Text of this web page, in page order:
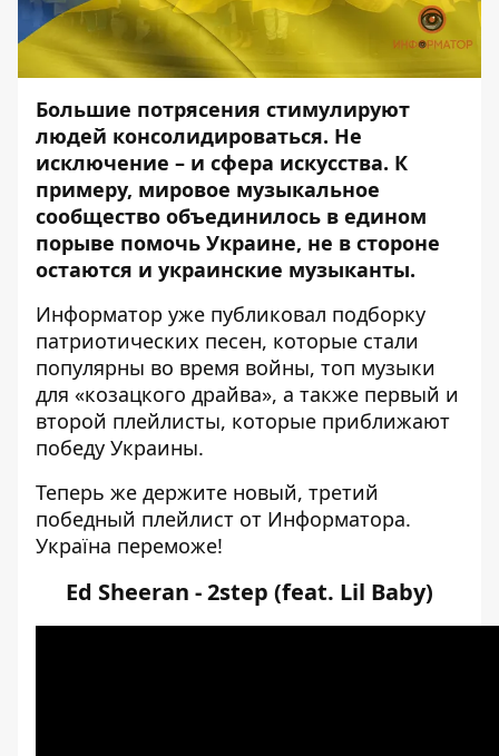
Большие потрясения стимулируют
людей консолидироваться. Не
исключение – и сфера искусства. К
примеру, мировое музыкальное
сообщество объединилось в едином
порыве помочь Украине, не в стороне
остаются и украинские музыканты.
Информатор уже публиковал подборку
патриотических песен, которые стали
популярны во время войны, топ музыки
для «козацкого драйва», а также первый и
второй плейлисты, которые приближают
победу Украины.
Теперь же держите новый, третий
победный плейлист от Информатора.
Україна переможе!
Ed Sheeran - 2step (feat. Lil Baby)